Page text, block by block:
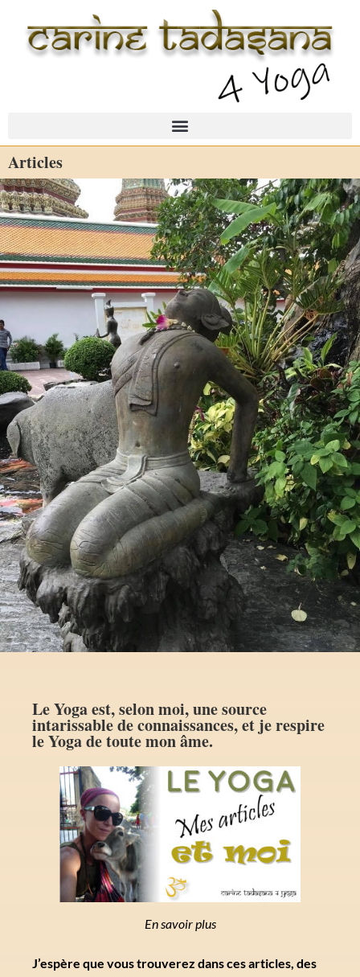
Articles
Le Yoga est, selon moi, une source
intarissable de connaissances, et je respire
le Yoga de toute mon âme.
En savoir plus
J’espère que vous trouverez dans ces articles, des